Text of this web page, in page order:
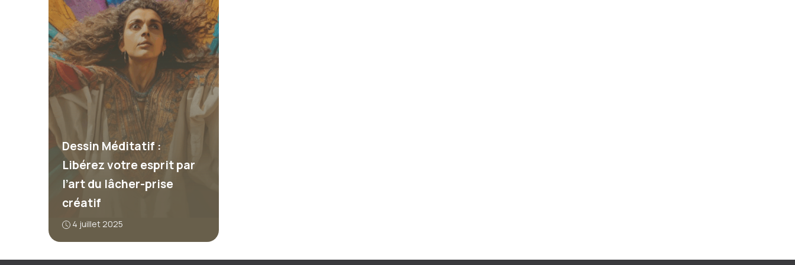
Dessin Méditatif :
Libérez votre esprit par
l’art du lâcher-prise
créatif
4 juillet 2025